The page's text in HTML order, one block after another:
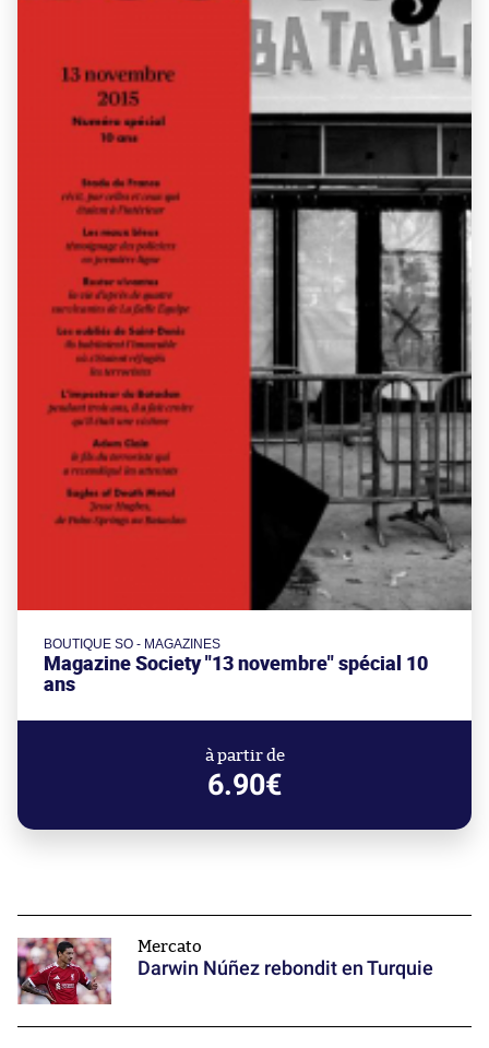
BOUTIQUE SO - MAGAZINES
Magazine Society "13 novembre" spécial 10
ans
à partir de
6.90€
Mercato
Darwin Núñez rebondit en Turquie